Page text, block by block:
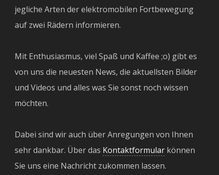
jegliche Arten der elektromobilen Fortbewegung
auf zwei Rädern informieren.
Mit Enthusiasmus, viel Spaß und Kaffee ;o) gibt es
von uns die neuesten News, die aktuellsten Bilder
und Videos und alles was Sie sonst noch wissen
möchten.
Dabei sind wir auch über Anregungen von Ihnen
sehr dankbar. Über das Kontaktformular können
Sie uns eine Nachricht zukommen lassen.